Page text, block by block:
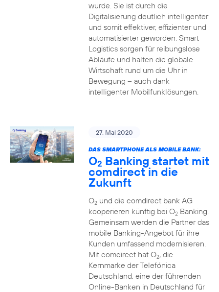
wurde. Sie ist durch die
Digitalisierung deutlich intelligenter
und somit effektiver, effizienter und
automatisierter geworden. Smart
Logistics sorgen für reibungslose
Abläufe und halten die globale
Wirtschaft rund um die Uhr in
Bewegung – auch dank
intelligenter Mobilfunklösungen.
27. Mai 2020
DAS SMARTPHONE ALS MOBILE BANK:
O2 Banking startet mit
comdirect in die
Zukunft
O2und die comdirect bank AG
kooperieren künftig bei O2Banking.
Gemeinsam werden die Partner das
mobile Banking-Angebot für ihre
Kunden umfassend modernisieren.
Mit comdirect hat O2, die
Kernmarke der Telefónica
Deutschland, eine der führenden
Online-Banken in Deutschland für